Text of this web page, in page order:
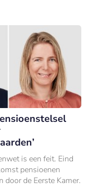
is een feit. Eind
pensioenen
door de Eerste Kamer.